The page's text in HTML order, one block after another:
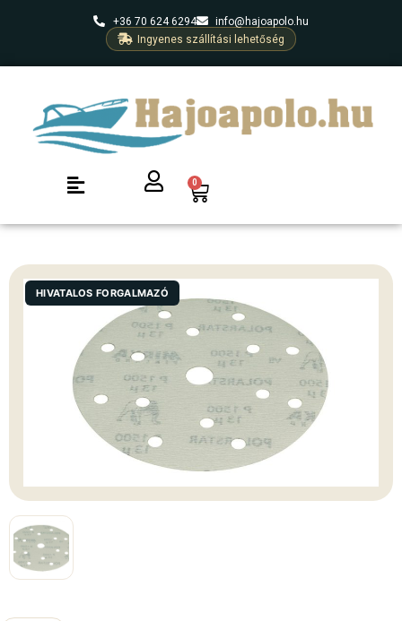
+36 70 624 6294
info@hajoapolo.hu
Ingyenes szállítási lehetőség
0
HIVATALOS FORGALMAZÓ